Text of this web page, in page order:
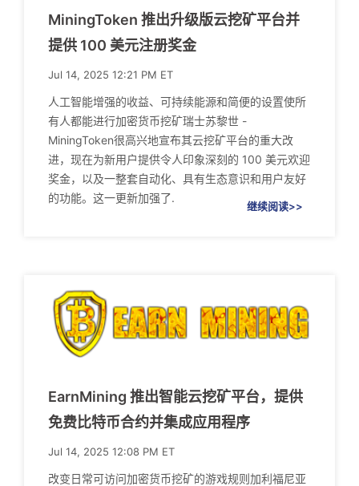
MiningToken 推出升级版云挖矿平台并
提供 100 美元注册奖金
Jul 14, 2025 12:21 PM ET
人工智能增强的收益、可持续能源和简便的设置使所
有人都能进行加密货币挖矿瑞士苏黎世 -
MiningToken很高兴地宣布其云挖矿平台的重大改
进，现在为新用户提供令人印象深刻的 100 美元欢迎
奖金，以及一整套自动化、具有生态意识和用户友好
的功能。这一更新加强了.
继续阅读>>
EarnMining 推出智能云挖矿平台，提供
免费比特币合约并集成应用程序
Jul 14, 2025 12:08 PM ET
改变日常可访问加密货币挖矿的游戏规则加利福尼亚